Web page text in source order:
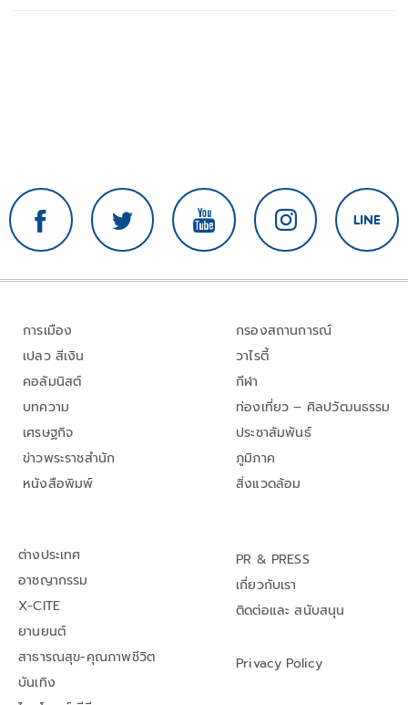
การเมือง
เปลว สีเงิน
คอลัมนิสต์
บทความ
เศรษฐกิจ
ข่าวพระราชสำนัก
หนังสือพิมพ์
กรองสถานการณ์
วาไรตี้
กีฬา
ท่องเที่ยว – ศิลปวัฒนธรรม
ประชาสัมพันธ์
ภูมิภาค
สิ่งแวดล้อม
ต่างประเทศ
อาชญากรรม
X-CITE
ยานยนต์
สาธารณสุข-คุณภาพชีวิต
บันเทิง
PR & PRESS
เกี่ยวกับเรา
ติดต่อและ สนับสนุน
Privacy Policy